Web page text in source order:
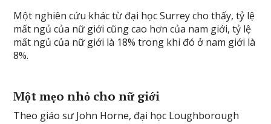
Một nghiên cứu khác từ đại học Surrey cho thấy, tỷ lệ
mất ngủ của nữ giới cũng cao hơn của nam giới, tỷ lệ
mất ngủ của nữ giới là 18% trong khi đó ở nam giới là
8%.
Một mẹo nhỏ cho nữ giới
Theo giáo sư John Horne, đại học Loughborough